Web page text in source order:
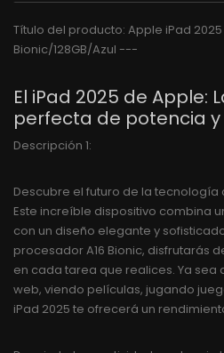
Título del producto: Apple iPad 2025
Bionic/128GB/Azul ---
El iPad 2025 de Apple:
perfecta de potencia
Descripción 1:
Descubre el futuro de la tecnología
Este increíble dispositivo combina
con un diseño elegante y
procesador A16 Bionic, disfrutarás
en cada tarea que realices. Ya
web, viendo películas, jugando
iPad 2025 te ofrecerá un